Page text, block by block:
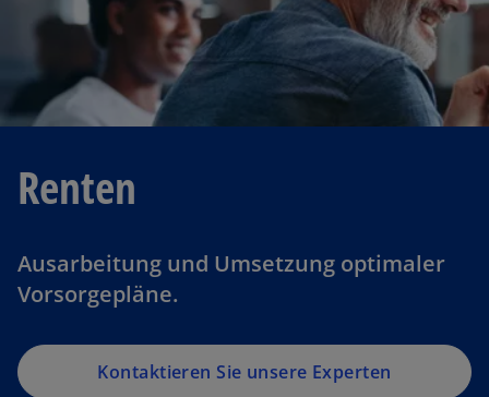
Renten
Ausarbeitung und Umsetzung optimaler
Vorsorgepläne.
Kontaktieren Sie unsere Experten